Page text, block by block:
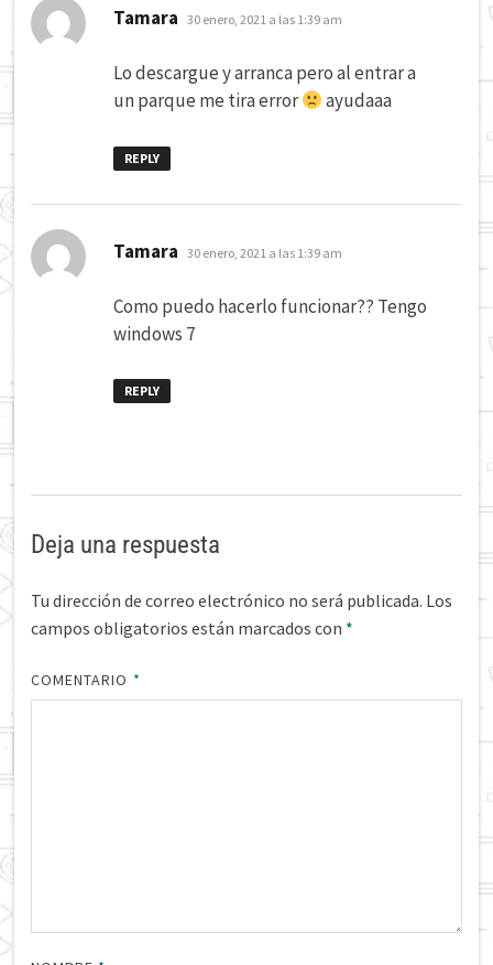
Tamara dice:
30 enero, 2021 a las 1:39 am
Lo descargue y arranca pero al entrar a
un parque me tira error
ayudaaa
REPLY
Tamara dice:
30 enero, 2021 a las 1:39 am
Como puedo hacerlo funcionar?? Tengo
windows 7
REPLY
Deja una respuesta
Tu dirección de correo electrónico no será publicada. Los
campos obligatorios están marcados con *
COMENTARIO *